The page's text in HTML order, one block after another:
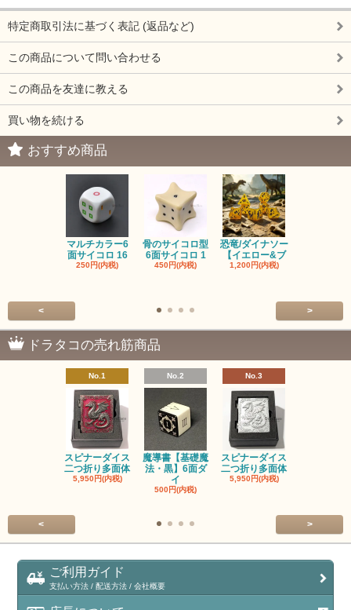
特定商取引法に基づく表記 (返品など)
この商品について問い合わせる
この商品を友達に教える
買い物を続ける
おすすめ商品
マルチカラー6
面サイコロ 16
250円(内税)
骨のサイコロ型
6面サイコロ 1
450円(内税)
恐竜/ダイナソー
【イエロー&ブ
1,200円(内税)
< >
ドラタコの売れ筋商品
No.1
スピナーダイス
二つ折り多面体
5,950円(内税)
No.2
魔導書【基礎魔
法・黒】6面ダ
イ
500円(内税)
No.3
スピナーダイス
二つ折り多面体
5,950円(内税)
< >
ご利用ガイド
支払い方法 / 配送方法 / 会社概要